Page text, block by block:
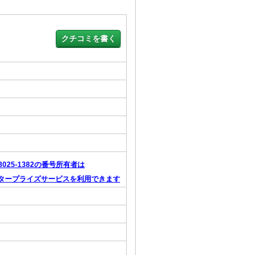
1382の番号所有者は
ープライズサービスを利用できます